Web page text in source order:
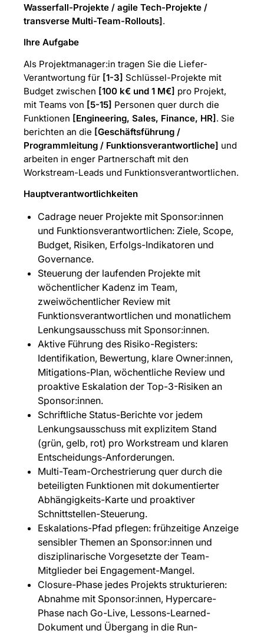
Wasserfall-Projekte / agile Tech-Projekte /
transverse Multi-Team-Rollouts].
Ihre Aufgabe
Als Projektmanager:in tragen Sie die Liefer-
Verantwortung für [1-3] Schlüssel-Projekte mit
Budget zwischen [100 k€ und 1 M€] pro Projekt,
mit Teams von [5-15] Personen quer durch die
Funktionen [Engineering, Sales, Finance, HR] . Sie
berichten an die [Geschäftsführung /
Programmleitung / Funktionsverantwortliche] und
arbeiten in enger Partnerschaft mit den
Workstream-Leads und Funktionsverantwortlichen.
Hauptverantwortlichkeiten
Cadrage neuer Projekte mit Sponsor:innen
und Funktionsverantwortlichen: Ziele, Scope,
Budget, Risiken, Erfolgs-Indikatoren und
Governance.
Steuerung der laufenden Projekte mit
wöchentlicher Kadenz im Team,
zweiwöchentlicher Review mit
Funktionsverantwortlichen und monatlichem
Lenkungsausschuss mit Sponsor:innen.
Aktive Führung des Risiko-Registers:
Identifikation, Bewertung, klare Owner:innen,
Mitigations-Plan, wöchentliche Review und
proaktive Eskalation der Top-3-Risiken an
Sponsor:innen.
Schriftliche Status-Berichte vor jedem
Lenkungsausschuss mit explizitem Stand
(grün, gelb, rot) pro Workstream und klaren
Entscheidungs-Anforderungen.
Multi-Team-Orchestrierung quer durch die
beteiligten Funktionen mit dokumentierter
Abhängigkeits-Karte und proaktiver
Schnittstellen-Steuerung.
Eskalations-Pfad pflegen: frühzeitige Anzeige
sensibler Themen an Sponsor:innen und
disziplinarische Vorgesetzte der Team-
Mitglieder bei Engagement-Mangel.
Closure-Phase jedes Projekts strukturieren:
Abnahme mit Sponsor:innen, Hypercare-
Phase nach Go-Live, Lessons-Learned-
Dokument und Übergang in die Run-